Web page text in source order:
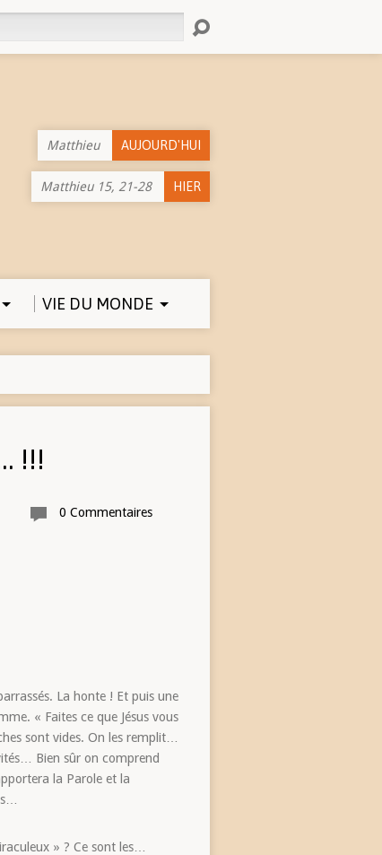
Matthieu AUJOURD'HUI
Matthieu 15, 21-28 HIER
VIE DU MONDE
!!!
0 Commentaires
La honte ! Et puis une
« Faites ce que Jésus vous
sont vides. On les remplit…
Bien sûr on comprend
la Parole et la
» ? Ce sont les…